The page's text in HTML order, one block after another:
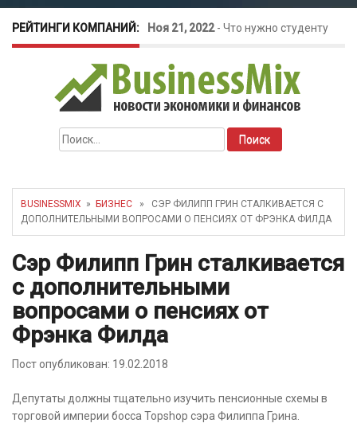
РЕЙТИНГИ КОМПАНИЙ: Ноя 21, 2022- Что нужно студенту
для открытия бизнеса?
Окт 26, 2022-Телефония для
amoCRM: лучшие инструменты для
бизнеса
Курсовые колебания:
как защитить свой бизнес?
Найти:
BUSINESSMIX » БИЗНЕС » СЭР ФИЛИПП ГРИН СТАЛКИВАЕТСЯ С
ДОПОЛНИТЕЛЬНЫМИ ВОПРОСАМИ О ПЕНСИЯХ ОТ ФРЭНКА ФИЛДА
Сэр Филипп Грин сталкивается
с дополнительными
вопросами о пенсиях от
Фрэнка Филда
Пост опубликован: 19.02.2018
Депутаты должны тщательно изучить пенсионные схемы в
торговой империи босса Topshop сэра Филиппа Грина.